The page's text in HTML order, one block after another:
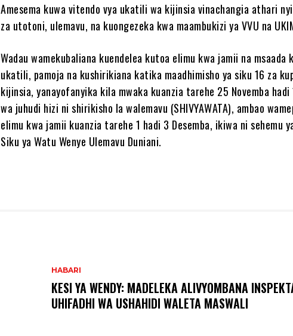
Amesema kuwa vitendo vya ukatili wa kijinsia vinachangia athari
za utotoni, ulemavu, na kuongezeka kwa maambukizi ya VVU na
Wadau wamekubaliana kuendelea kutoa elimu kwa jamii na msaada
ukatili, pamoja na kushirikiana katika maadhimisho ya siku 16 za
kijinsia, yanayofanyika kila mwaka kuanzia tarehe 25 Novemba hadi
wa juhudi hizi ni shirikisho la walemavu (SHIVYAWATA), ambao
elimu kwa jamii kuanzia tarehe 1 hadi 3 Desemba, ikiwa ni sehemu
Siku ya Watu Wenye Ulemavu Duniani.
HABARI
KESI YA WENDY: MADELEKA ALIVYOMBANA
UHIFADHI WA USHAHIDI WALETA MASWALI